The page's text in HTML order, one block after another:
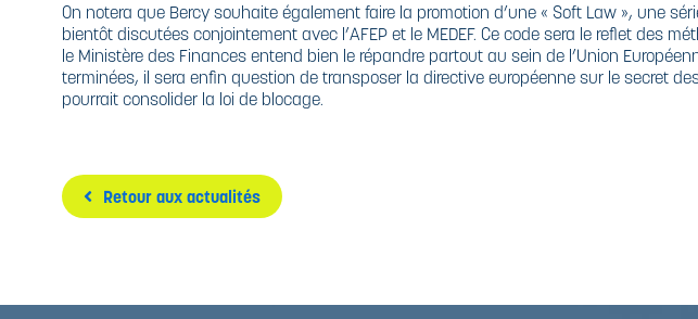
On notera que Bercy souhaite également faire la promotion d’une « Soft Law », une
bientôt discutées conjointement avec l’AFEP et le MEDEF. Ce code sera le reflet des
le Ministère des Finances entend bien le répandre partout au sein de l’Union
terminées, il sera enfin question de transposer la directive européenne sur le secret
pourrait consolider la loi de blocage.
Retour aux actualités